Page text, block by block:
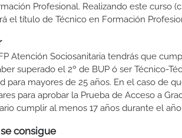
Profesional. Realizando este curso
el título de Técnico en Formación
Atención Sociosanitaria tendrás que
superado el 2º de BUP ó ser Técnico-
para mayores de 25 años. En el caso de
para aprobar la Prueba de Acceso a
cumplir al menos 17 años durante el
consigue